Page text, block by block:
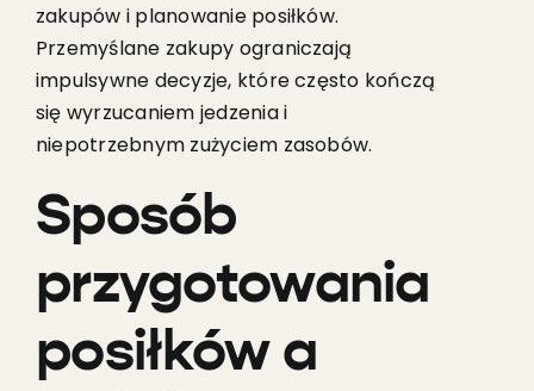
zakupów i planowanie posiłków.
Przemyślane zakupy ograniczają
impulsywne decyzje, które często kończą
się wyrzucaniem jedzenia i
niepotrzebnym zużyciem zasobów.
Sposób
przygotowania
posiłków a